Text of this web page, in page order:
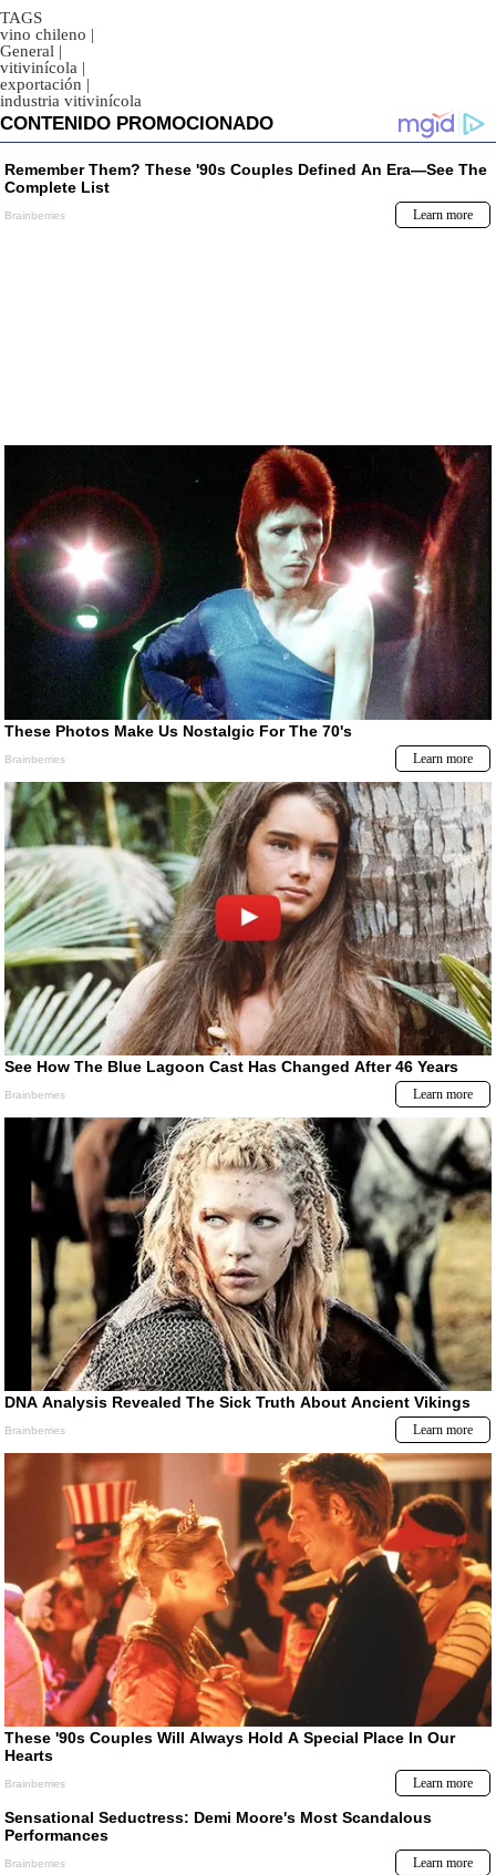
TAGS
vino chileno |
General |
vitivinícola |
exportación |
industria vitivinícola